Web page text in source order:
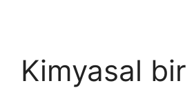
Kimyasal bir